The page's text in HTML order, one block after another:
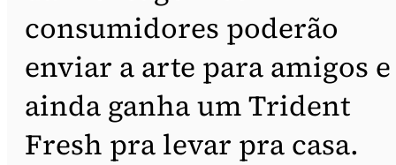
consumidores poderão
enviar a arte para amigos e
ainda ganha um Trident
Fresh pra levar pra casa.